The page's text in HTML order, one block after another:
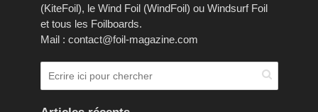
(KiteFoil), le Wind Foil (WindFoil) ou Windsurf Foil
et tous les Foilboards.
Mail : contact@foil-magazine.com